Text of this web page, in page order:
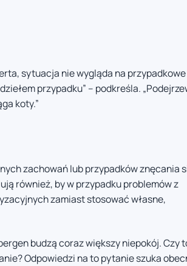
sytuacja nie wygląda na przypadkowe
przypadku” – podkreśla.
koty.”
zachowań lub przypadków znęcania
również, by w przypadku problemów z
zamiast stosować własne,
budzą coraz większy niepokój. Czy
Odpowiedzi na to pytanie szuka